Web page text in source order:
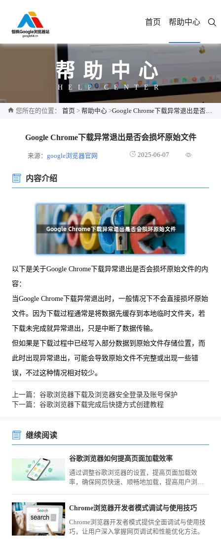
首页 帮助中心
帮助中心
HELP CENTER
您所在的位置： 首页 > 帮助中心 >Google Chrome下载异常退出是否会损坏原始文件
Google Chrome下载异常退出是否会损坏原始文件
来源：google浏览器官网 2025-06-07
内容介绍
以下是关于Google Chrome下载异常退出是否会损坏原始文件的内
容：
当Google Chrome下载异常退出时，一般情况下不会直接损坏原始
文件。因为下载过程通常是将数据先缓存到本地临时文件夹，若
下载未完成就异常退出，只是中断了数据传输。
但如果是下载过程中已经写入部分数据到原始文件存储位置，而
此时出现异常退出，可能会导致原始文件不完整或出现一些错
误，不过这种情况相对较少。
上一篇：谷歌浏览器下载及浏览器安全登录及账号保护
下一篇：谷歌浏览器下载完成后快捷方式创建教程
继续阅读
谷歌浏览器如何提高页面加载效率
通过调整谷歌浏览器的设置，提高页面加载效
率，确保网页快速、顺畅地加载，提高用户浏览
Chrome浏览器开发者模式调试与使用技巧
Chrome浏览器开发者模式提供全面调试与使用技
巧，让用户深入掌握网页调试和性能优化方法。